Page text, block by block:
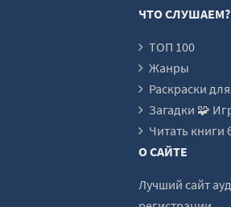
01_10_Иван
01_14_Иван
ЧТО СЛУШАЕМ?
ТОП 100
Жанры
Раскраски
Загадки 🧩
Читать книги
О САЙТЕ
Лучший сайт